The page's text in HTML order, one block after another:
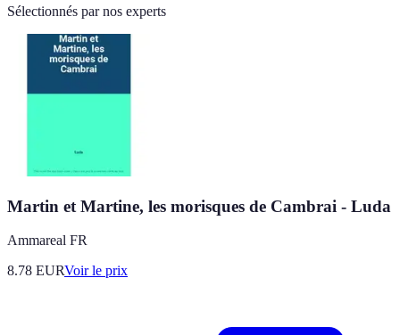
Sélectionnés par nos experts
Martin et Martine, les morisques de Cambrai - Luda
Ammareal FR
8.78 EURVoir le prix